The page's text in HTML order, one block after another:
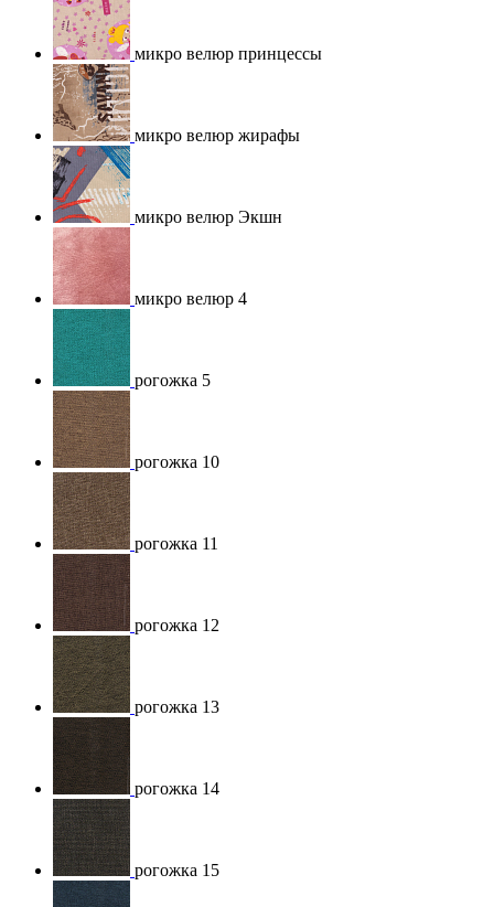
микро велюр принцессы
микро велюр жирафы
микро велюр Экшн
микро велюр 4
рогожка 5
рогожка 10
рогожка 11
рогожка 12
рогожка 13
рогожка 14
рогожка 15